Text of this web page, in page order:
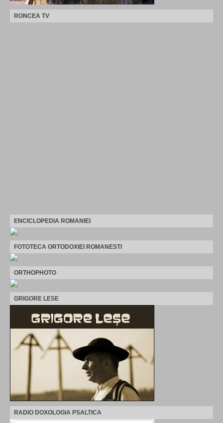
RONCEA TV
ENCICLOPEDIA ROMANIEI
FOTOTECA ORTODOXIEI ROMANESTI
ORTHOPHOTO
GRIGORE LESE
RADIO DOXOLOGIA PSALTICA